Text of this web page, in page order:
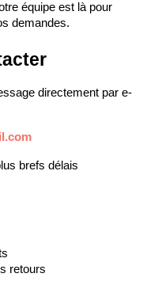
équipe est là pour
demandes.
directement par e-
brefs délais
retours